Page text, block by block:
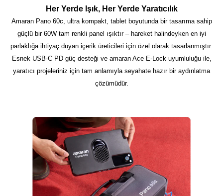
Her Yerde Işık, Her Yerde Yaratıcılık
Amaran Pano 60c, ultra kompakt, tablet boyutunda bir tasarıma sahip
güçlü bir 60W tam renkli panel ışıktır – hareket halindeyken en iyi
parlaklığa ihtiyaç duyan içerik üreticileri için özel olarak tasarlanmıştır.
Esnek USB-C PD güç desteği ve amaran Ace E-Lock uyumluluğu ile,
yaratıcı projeleriniz için tam anlamıyla seyahate hazır bir aydınlatma
çözümüdür.